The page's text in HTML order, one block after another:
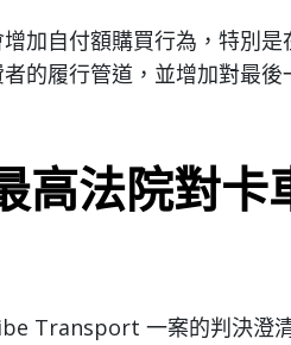
加自付額購買行為，特別
的履行管道，並增加對最
高法院對卡
Transport 一案的判決澄